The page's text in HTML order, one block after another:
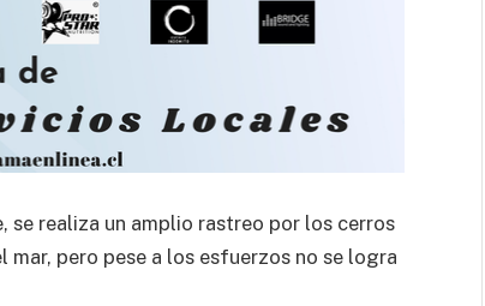
se realiza un amplio rastreo por los cerros
pero pese a los esfuerzos no se logra